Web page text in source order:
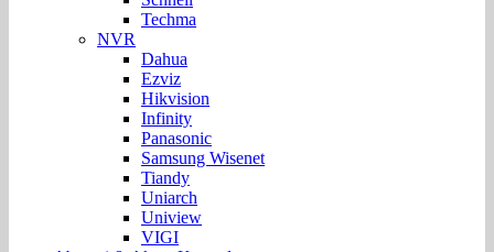
Techma
NVR
Dahua
Ezviz
Hikvision
Infinity
Panasonic
Samsung Wisenet
Tiandy
Uniarch
Uniview
VIGI